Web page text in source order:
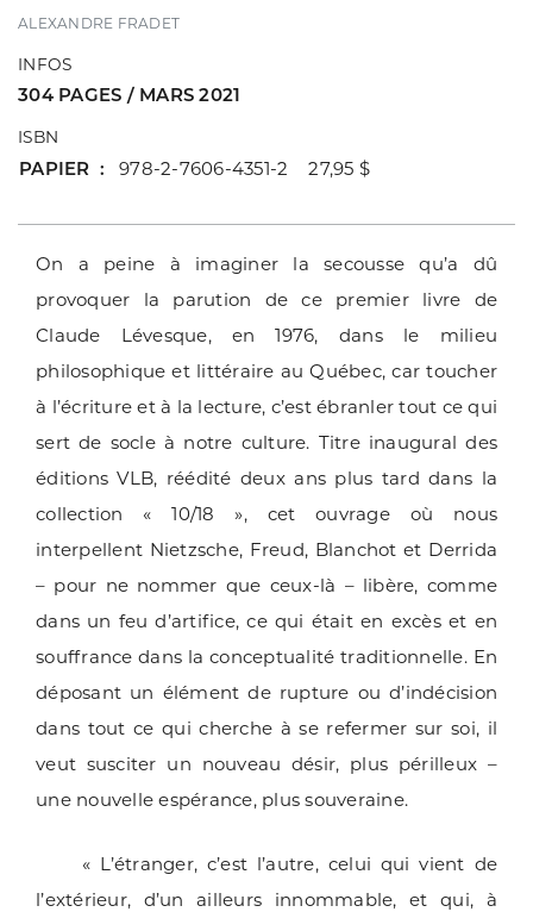
ALEXANDRE FRADET
INFOS
304 PAGES / MARS 2021
ISBN
PAPIER 978-2-7606-4351-2 27,95 $
On a peine à imaginer la secousse qu’a dû
provoquer la parution de ce premier livre de
Claude Lévesque, en 1976, dans le milieu
philosophique et littéraire au Québec, car toucher
à l’écriture et à la lecture, c’est ébranler tout ce qui
sert de socle à notre culture. Titre inaugural des
éditions VLB, réédité deux ans plus tard dans la
collection « 10/18 », cet ouvrage où nous
interpellent Nietzsche, Freud, Blanchot et Derrida
– pour ne nommer que ceux-là – libère, comme
dans un feu d’artifice, ce qui était en excès et en
souffrance dans la conceptualité traditionnelle. En
déposant un élément de rupture ou d’indécision
dans tout ce qui cherche à se refermer sur soi, il
veut susciter un nouveau désir, plus périlleux –
une nouvelle espérance, plus souveraine.
« L’étranger, c’est l’autre, celui qui vient de
l’extérieur, d’un ailleurs innommable, et qui, à